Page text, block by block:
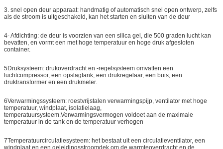
3. snel open deur apparaat: handmatig of automatisch snel open ontwerp, zelfs
als de stroom is uitgeschakeld, kan het starten en sluiten van de deur
4- Afdichting: de deur is voorzien van een silica gel, die 500 graden lucht kan
bevatten, en vormt een met hoge temperatuur en hoge druk afgesloten
container.
5Druksysteem: drukoverdracht en -regelsysteem omvatten een
luchtcompressor, een opslagtank, een drukregelaar, een buis, een
druktransformer en een drukmeter.
6Verwarmingssysteem: roestvrijstalen verwarmingspijp, ventilator met hoge
temperatuur, windplaat, isolatielaag,
temperatuursysteem.Verwarmingsvermogen voldoet aan de maximale
temperatuur in de tank en de temperatuur verhogen
7Temperatuurcirculatiesysteem: het bestaat uit een circulatieventilator, een
windplaat en een geleidingsstroomdek om de warmteoverdracht en de